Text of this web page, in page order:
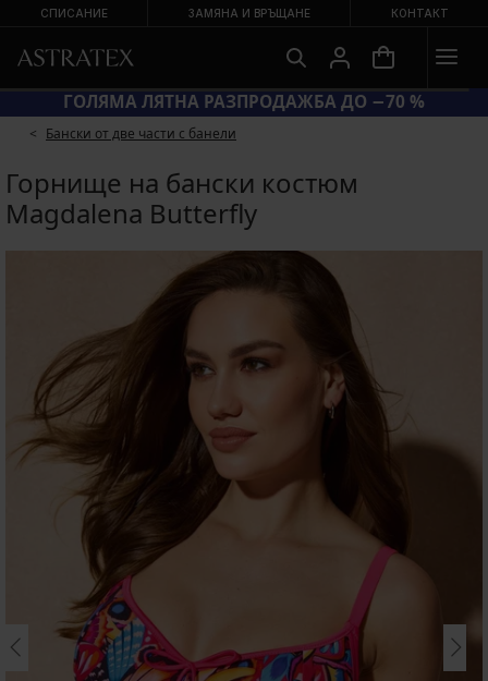
СПИСАНИЕ ЗАМЯНА И ВРЪЩАНЕ КОНТАКТ
= ЕКСТРА −20 % НА НАМАЛЕНИ БАНСКИ
Бански от две части с банели
Горнище на бански костюм
Magdalena Butterfly